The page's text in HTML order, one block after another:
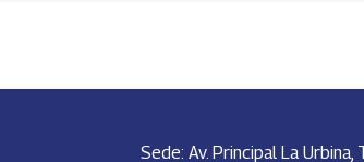
Sede: Av. Principal La Urbina,